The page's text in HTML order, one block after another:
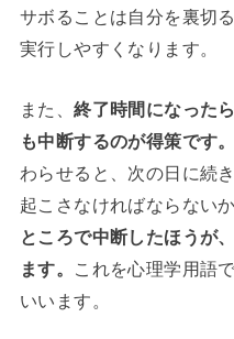
サボることは自分を裏切
実行しやすくなります。
また、終了時間になった
も中断するのが得策です。
わらせると、次の日に続
起こさなければならない
ところで中断したほうが
ます。
これを心理学用語
いいます。